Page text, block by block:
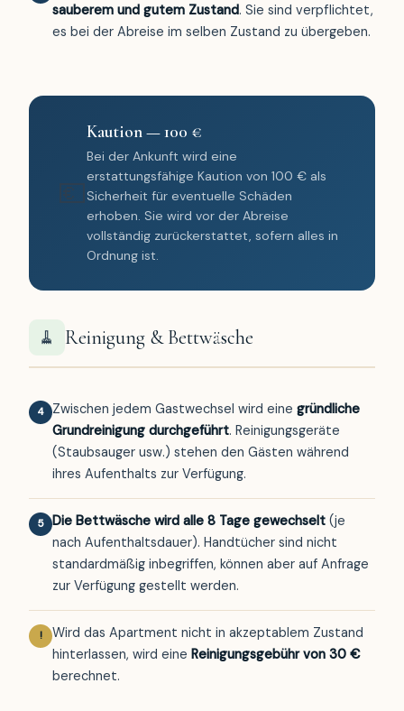
sauberem und gutem Zustand. Sie sind verpflichtet,
es bei der Abreise im selben Zustand zu übergeben.
Kaution — 100 €
Bei der Ankunft wird eine
erstattungsfähige Kaution von 100 € als
Sicherheit für eventuelle Schäden
erhoben. Sie wird vor der Abreise
vollständig zurückerstattet, sofern alles in
Ordnung ist.
🧹 Reinigung & Bettwäsche
4 Zwischen jedem Gastwechsel wird eine gründliche
Grundreinigung durchgeführt. Reinigungsgeräte
(Staubsauger usw.) stehen den Gästen während
ihres Aufenthalts zur Verfügung.
5 Die Bettwäsche wird alle 8 Tage gewechselt (je
nach Aufenthaltsdauer). Handtücher sind nicht
standardmäßig inbegriffen, können aber auf Anfrage
zur Verfügung gestellt werden.
!
Wird das Apartment nicht in akzeptablem Zustand
hinterlassen, wird eine Reinigungsgebühr von 30 €
berechnet.